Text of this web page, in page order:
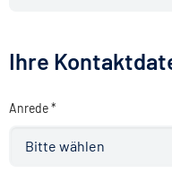
Ihre
Anrede *